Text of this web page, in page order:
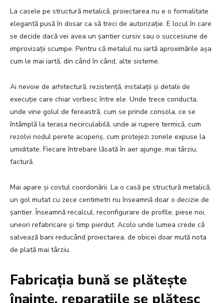
La casele pe structură metalică, proiectarea nu e o formalitate
elegantă pusă în dosar ca să treci de autorizație. E locul în care
se decide dacă vei avea un șantier cursiv sau o succesiune de
improvizații scumpe. Pentru că metalul nu iartă aproximările așa
cum le mai iartă, din când în când, alte sisteme.
Ai nevoie de arhitectură, rezistență, instalații și detalii de
execuție care chiar vorbesc între ele. Unde trece conducta,
unde vine golul de fereastră, cum se prinde consola, ce se
întâmplă la terasa necirculabilă, unde ai rupere termică, cum
rezolvi nodul perete acoperiș, cum protejezi zonele expuse la
umiditate. Fiecare întrebare lăsată în aer ajunge, mai târziu,
factură.
Mai apare și costul coordonării. La o casă pe structură metalică,
un gol mutat cu zece centimetri nu înseamnă doar o decizie de
șantier. Înseamnă recalcul, reconfigurare de profile, piese noi,
uneori refabricare și timp pierdut. Acolo unde lumea crede că
salvează bani reducând proiectarea, de obicei doar mută nota
de plată mai târziu.
Fabricația bună se plătește